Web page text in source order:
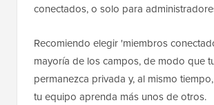
conectados, o solo para
Recomiendo elegir 'miembros
mayoría de los campos, de modo que
permanezca privada y, al mismo
tu equipo aprenda más unos de otros.